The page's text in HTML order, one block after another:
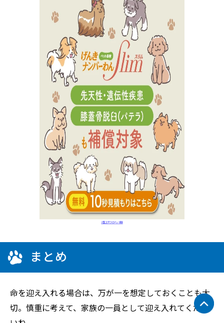
まとめ
命を迎え入れる場合は、万が一を想定しておくことも大
切。慎重に考えて、家族の一員として迎え入れてくださ